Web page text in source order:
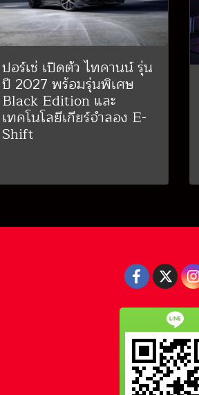
ปอร์เช่ เปิดตัว ไทคานน์ รุ่น
ปี 2027 พร้อมรุ่นพิเศษ
Black Edition และ
เทคโนโลยีเกียร์จำลอง E-
Shift